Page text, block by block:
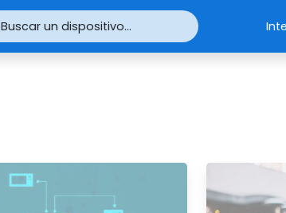
Buscar un dispositivo...